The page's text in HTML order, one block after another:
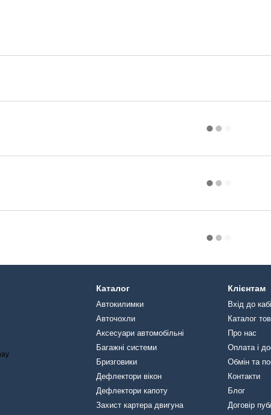
Каталог
Автокилимки
Авточохли
Аксесуари автомобільні
Багажні системи
Бризговики
Дефлектори вікон
Дефлектори капоту
Захист картера двигуна
Клієнтам
Вхід до
Каталог
Про нас
Оплата і
Обмін та
Контакти
Блог
Договір